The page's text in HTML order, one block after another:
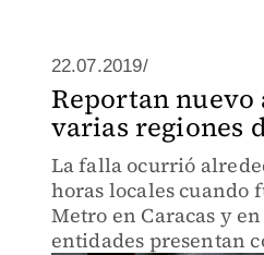
22.07.2019/
Reportan nuevo
varias regiones
La falla ocurrió
horas locales cuando
Metro en Caracas y
entidades presentan